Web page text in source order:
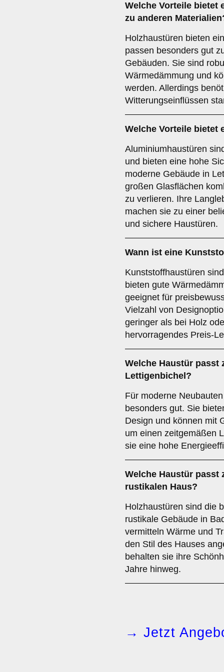
Welche Vorteile bietet
zu anderen
Holzhaustüren bieten
passen besonders gut
Gebäuden. Sie sind
Wärmedämmung und
werden. Allerdings
Witterungseinflüssen
Welche Vorteile bietet
Aluminiumhaustüren
und bieten eine hohe
moderne Gebäude in
großen Glasflächen
zu verlieren. Ihre
machen sie zu einer
und sichere Haustüren.
Wann ist eine
Kunststoffhaustüren
bieten gute
geeignet für
Vielzahl von
geringer als bei Holz
hervorragendes Preis-
Welche Haustür passt
Lettigenbichel?
Für moderne
besonders gut. Sie
Design und können mit
um einen zeitgemäßen
sie eine hohe
Welche Haustür passt
rustikalen Haus?
Holzhaustüren sind die
rustikale Gebäude in
vermitteln Wärme und
den Stil des Hauses
behalten sie ihre
Jahre hinweg.
→ Jetzt